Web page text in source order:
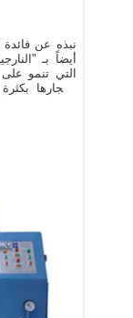
نبذه عن
أيضاً بـ
التي تنمو
أشجارها